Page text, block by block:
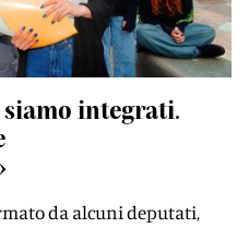
siamo integrati.
da alcuni deputati,